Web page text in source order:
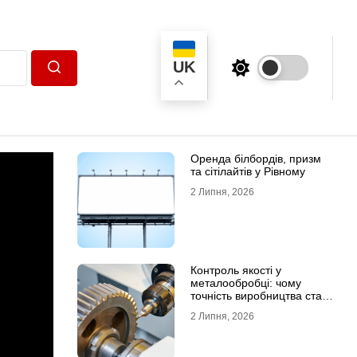
UK
Оренда білбордів, призм
та сітілайтів у Рівному
2 Липня, 2026
Контроль якості у
металообробці: чому
точність виробництва стає
перевагою
2 Липня, 2026